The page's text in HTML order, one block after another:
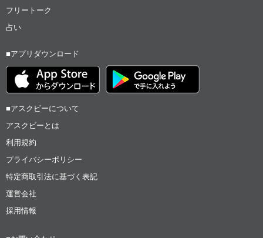
フリートーク
占い
■アプリダウンロード
■アスクビーについて
アスクビーとは
利用規約
プライバシーポリシー
特定商取引法に基づく表記
運営会社
採用情報